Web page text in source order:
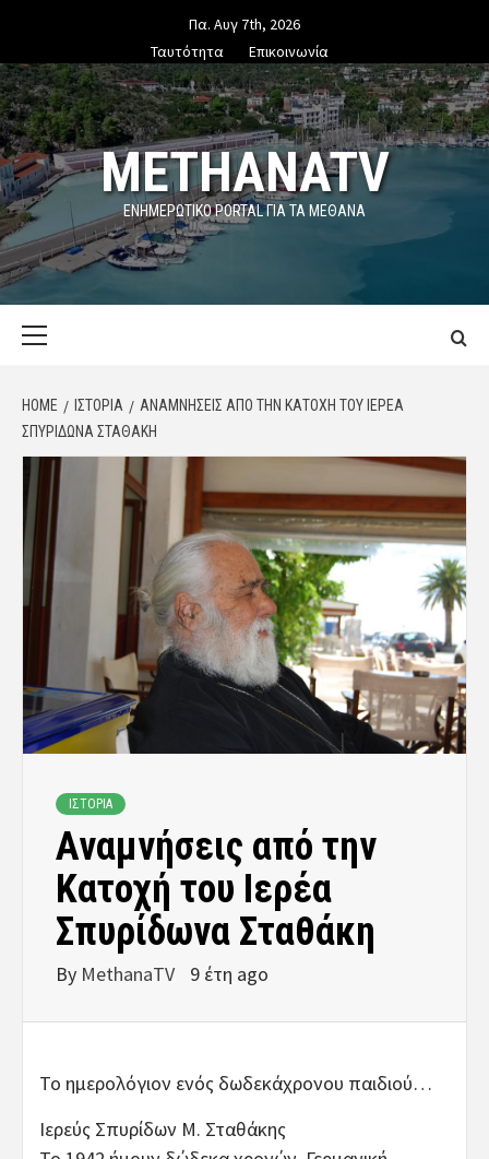
content
Πα. Αυγ 7th, 2026
Ταυτότητα
Επικοινωνία
METHANATV
ΕΝΗΜΕΡΩΤΙΚΌ PORTAL ΓΙΑ ΤΑ ΜΕΘΑΝΑ
HOME ΙΣΤΟΡΙΑ
ΑΝΑΜΝΉΣΕΙΣ ΑΠΌ ΤΗΝ ΚΑΤΟΧΉ ΤΟΥ ΙΕΡΈΑ
ΣΠΥΡΊΔΩΝΑ ΣΤΑΘΆΚΗ
ΙΣΤΟΡΙΑ
Αναμνήσεις από την
Κατοχή του Ιερέα
Σπυρίδωνα Σταθάκη
By MethanaTV 9 έτη ago
Το ημερολόγιον ενός δωδεκάχρονου παιδιού…
Ιερεύς Σπυρίδων Μ. Σταθάκης